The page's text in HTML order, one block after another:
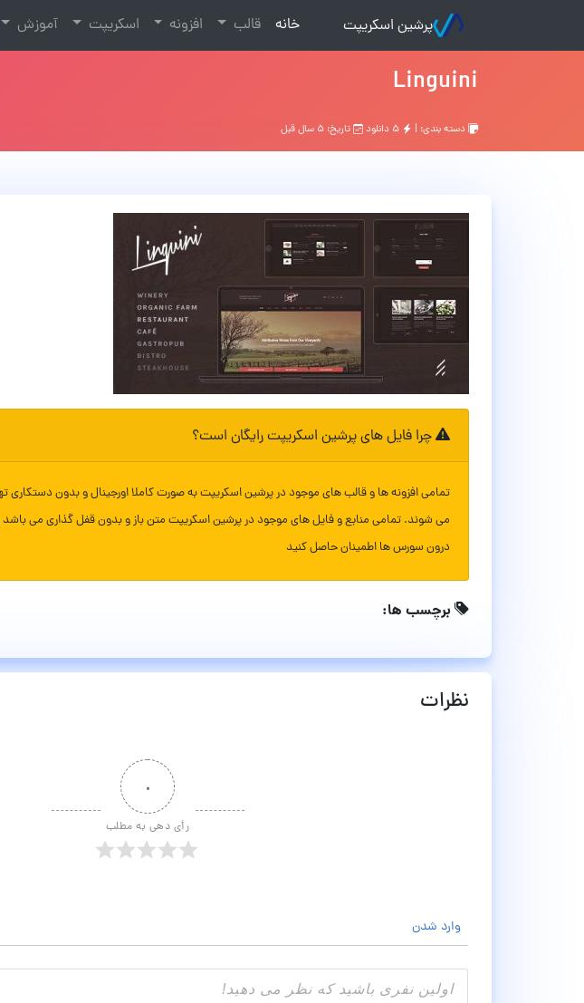
پرشین اسکریپت خانه
(current) قالب افزونه اسکریپت آموزش
Linguini
دسته بندی: | تاریخ: ۵ سال قبل
چرا فایل های پرشین اسکریپت رایگان است؟
تمامی افزونه ها و قالب های موجود در پرشین اسکریپت به صورت کاملا اورجینال و بدون دستکاری
می شوند. تمامی منابع و فایل های موجود در پرشین اسکریپت متن باز و بدون قفل گذاری می
درون سورس ها اطمینان حاصل کنید
برچسب ها:
نظرات
۰
رأی دهی به مطلب
وارد شدن